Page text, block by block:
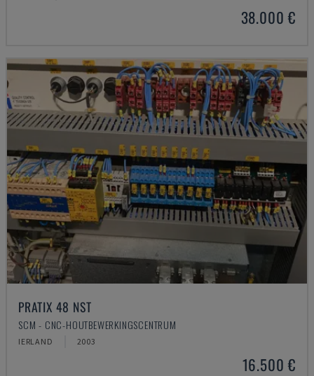
38.000 €
PRATIX 48 NST
SCM - CNC-HOUTBEWERKINGSCENTRUM
IERLAND 2003
16.500 €